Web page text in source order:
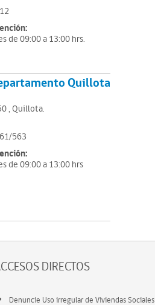
de 09:00 a 13:00 hrs.
Quillota
, Quillota.
563
de 09:00 a 13:00 hrs
DIRECTOS
Denuncie Uso irregular de Viviendas Sociales